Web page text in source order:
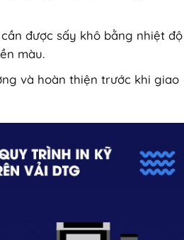
được sấy khô bằng nhiệt độ
màu.
và hoàn thiện trước khi giao